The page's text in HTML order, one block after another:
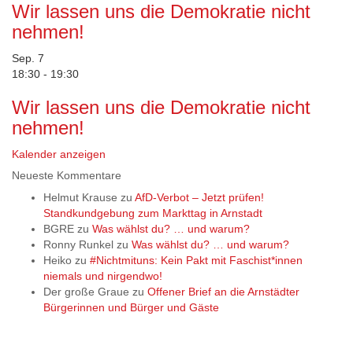
Wir lassen uns die Demokratie nicht
nehmen!
Sep. 7
18:30 - 19:30
Wir lassen uns die Demokratie nicht
nehmen!
Kalender anzeigen
Neueste Kommentare
Helmut Krause zu AfD-Verbot – Jetzt prüfen!
Standkundgebung zum Markttag in Arnstadt
BGRE zu Was wählst du? … und warum?
Ronny Runkel zu Was wählst du? … und warum?
Heiko zu #Nichtmituns: Kein Pakt mit Faschist*innen
niemals und nirgendwo!
Der große Graue zu Offener Brief an die Arnstädter
Bürgerinnen und Bürger und Gäste